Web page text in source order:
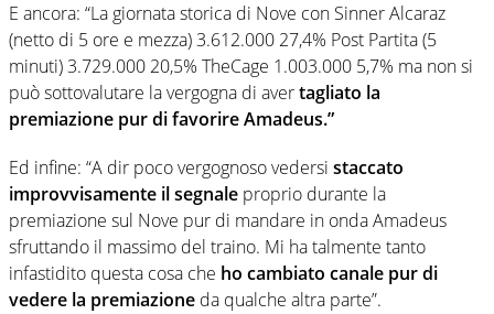
E ancora: “La giornata storica di Nove con Sinner Alcaraz
(netto di 5 ore e mezza) 3.612.000 27,4% Post Partita (5
minuti) 3.729.000 20,5% TheCage 1.003.000 5,7% ma non si
può sottovalutare la vergogna di avertagliato la
premiazione pur di favorire Amadeus.”
Ed infine: “A dir poco vergognoso vedersi staccato
improvvisamente il segnale proprio durante la
premiazione sul Nove pur di mandare in onda Amadeus
sfruttando il massimo del traino. Mi ha talmente tanto
infastidito questa cosa che ho cambiato canale pur di
vedere la premiazione da qualche altra parte”.